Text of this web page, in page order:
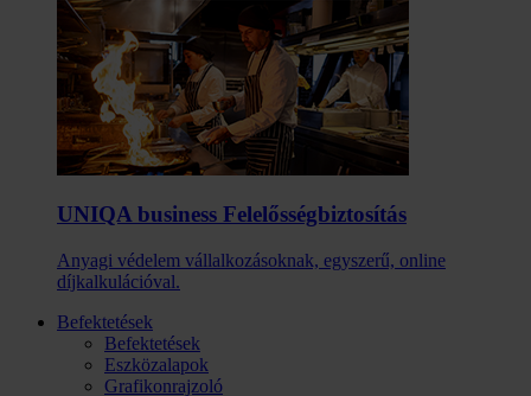
UNIQA business Felelősség­biztosítás
Anyagi védelem vállalkozásoknak, egyszerű, online
díjkalkulációval.
Befektetések
Befektetések
Eszközalapok
Grafikonrajzoló